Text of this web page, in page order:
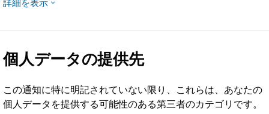
詳細を表示
個人データの提供先
この通知に特に明記されていない限り、これらは、あなたの
個人データを提供する可能性のある第三者のカテゴリです。